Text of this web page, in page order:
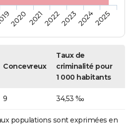
202020212022202320242025
Concevreux
Taux de
criminalité pour
1 000 habitants
9 34,53 ‰
populations sont exprimées en